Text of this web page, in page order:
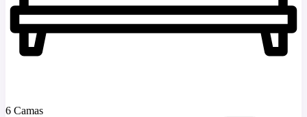
6 Camas